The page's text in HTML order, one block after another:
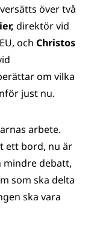
över två
direktör vid
och Christos
om vilka
just nu.
arbete.
ett bord, nu är
mindre debatt,
som ska delta
ska vara